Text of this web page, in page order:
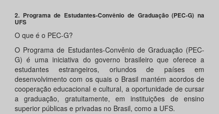
2. Programa de Estudantes-Convênio de Graduação (PEC-G) na
UFS
O que é o PEC-G?
O Programa de Estudantes-Convênio de Graduação (PEC-
G) é uma iniciativa do governo brasileiro que oferece a
estudantes estrangeiros, oriundos de países em
desenvolvimento com os quais o Brasil mantém acordos de
cooperação educacional e cultural, a oportunidade de cursar
a graduação, gratuitamente, em instituições de ensino
superior públicas e privadas no Brasil, como a UFS.